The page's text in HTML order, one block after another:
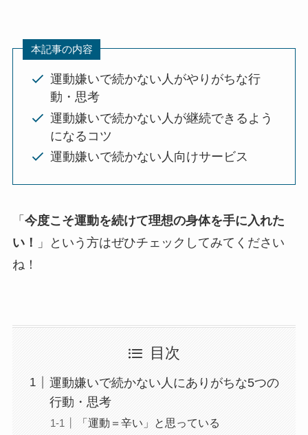
本記事の内容
運動嫌いで続かない人がやりがちな行
動・思考
運動嫌いで続かない人が継続できるよう
になるコツ
運動嫌いで続かない人向けサービス
「 今度こそ運動を続けて理想の身体を手に入れた
い！
」という方はぜひチェックしてみてください
ね！
目次
運動嫌いで続かない人にありがちな5つの
行動・思考
「運動＝辛い」と思っている